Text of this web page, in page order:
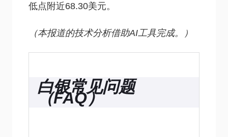
低点附近68.30美元。
（本报道的技术分析借助AI工具完成。）
白银常见问题
（FAQ）